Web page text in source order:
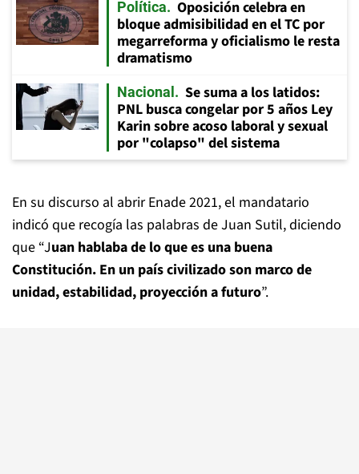
Política
Oposición celebra en
bloque admisibilidad en el TC por
megarreforma y oficialismo le resta
dramatismo
Nacional
Se suma a los latidos:
PNL busca congelar por 5 años Ley
Karin sobre acoso laboral y sexual
por "colapso" del sistema
En su discurso al abrir Enade 2021, el mandatario
indicó que recogía las palabras de Juan Sutil, diciendo
que “Juan hablaba de lo que es una buena
Constitución. En un país civilizado son marco de
unidad, estabilidad, proyección a futuro”.